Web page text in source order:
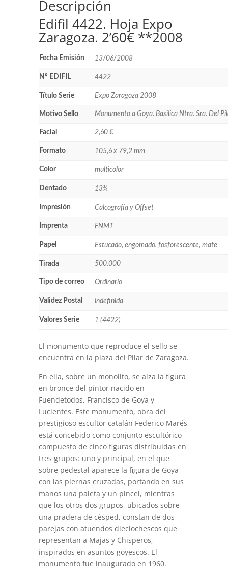
Descripción
Edifil 4422. Hoja Expo
Zaragoza. 2’60€ **2008
Fecha Emisión 13/06/2008
Nº EDIFIL 4422
Título Serie Expo Zaragoza 2008
Motivo Sello Monumento a Goya. Basílica Ntra. Sra. Del
Facial 2,60 €
Formato 105,6 x 79,2 mm
Color multicolor
Dentado 13¾
Impresión Calcografía y Offset
Imprenta FNMT
Papel Estucado, engomado, fosforescente, mate
Tirada 500.000
Tipo de correo Ordinario
Validez Postal indefinida
Valores Serie 1 (4422)
El monumento que reproduce el sello se
encuentra en la plaza del Pilar de Zaragoza.
En ella, sobre un monolito, se alza la figura
en bronce del pintor nacido en
Fuendetodos, Francisco de Goya y
Lucientes. Este monumento, obra del
prestigioso escultor catalán Federico Marés,
está concebido como conjunto escultórico
compuesto de cinco figuras distribuidas en
tres grupos: uno y principal, en el que
sobre pedestal aparece la figura de Goya
con las piernas cruzadas, portando en sus
manos una paleta y un pincel, mientras
que los otros dos grupos, ubicados sobre
una pradera de césped, constan de dos
parejas con atuendos dieciochescos que
representan a Majas y Chisperos,
inspirados en asuntos goyescos. El
monumento fue inaugurado en 1960.